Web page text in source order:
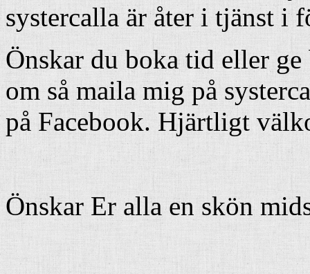
systercalla är åter i tjänst i
Önskar du boka tid eller
om så maila mig på
på Facebook. Hjärtligt
Önskar Er alla en skön